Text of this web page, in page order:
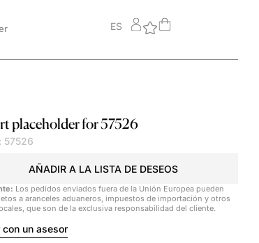
ES
placeholder for 57526
57526
AÑADIR A LA LISTA DE DESEOS
Los pedidos enviados fuera de la Unión Europea pueden
a aranceles aduaneros, impuestos de importación y otros
que son de la exclusiva responsabilidad del cliente.
con un asesor